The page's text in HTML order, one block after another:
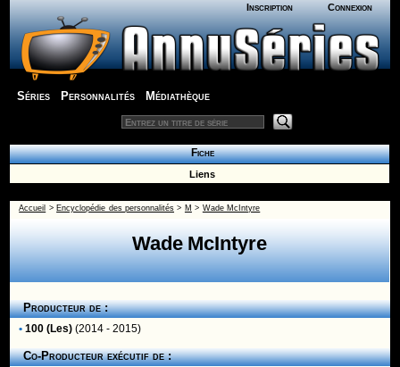
Inscription Connexion
Séries Personnalités Médiathèque
Fiche
Liens
Accueil > Encyclopédie des personnalités > M > Wade McIntyre
Wade McIntyre
Producteur de :
• 100 (Les) (2014 - 2015)
Co-Producteur exécutif de :